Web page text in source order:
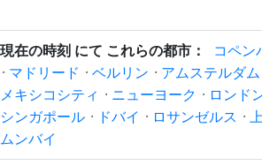
現在の時刻 にて これらの都市： コペン
· マドリード · ベルリン · アムステルダム
メキシコシティ · ニューヨーク · ロンド
シンガポール · ドバイ · ロサンゼルス ·
ムンバイ